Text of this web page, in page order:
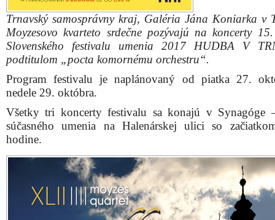
Trnavský samosprávny kraj, Galéria Jána Koniarka v
Moyzesovo kvarteto srdečne pozývajú na koncerty
Slovenského festivalu umenia 2017 HUDBA V
podtitulom „pocta komornému orchestru“.
Program festivalu je naplánovaný od piatka 27.
nedele 29. októbra.
Všetky tri koncerty festivalu sa konajú v Synagóge
súčasného umenia na Halenárskej ulici so
hodine.